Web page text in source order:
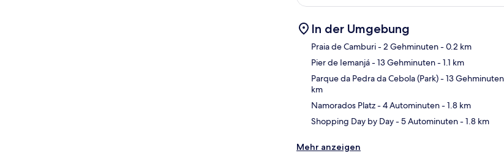
In der Umgebung
Praia de Camburi- 2 Gehminuten- 0.2 km
Pier de Iemanjá- 13 Gehminuten- 1.1 km
Parque da Pedra da Cebola (Park)- 13 Gehminuten
km
Namorados Platz- 4 Autominuten- 1.8 km
Shopping Day by Day- 5 Autominuten- 1.8 km
Mehr anzeigen